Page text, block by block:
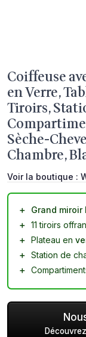
Coiffeuse
en Verre,
Tiroirs,
Sèche-
Chambre,
Voir la boutique :
＋ Grand miroir
＋ 11 tiroirs
＋ Plateau en
＋ Station de
＋